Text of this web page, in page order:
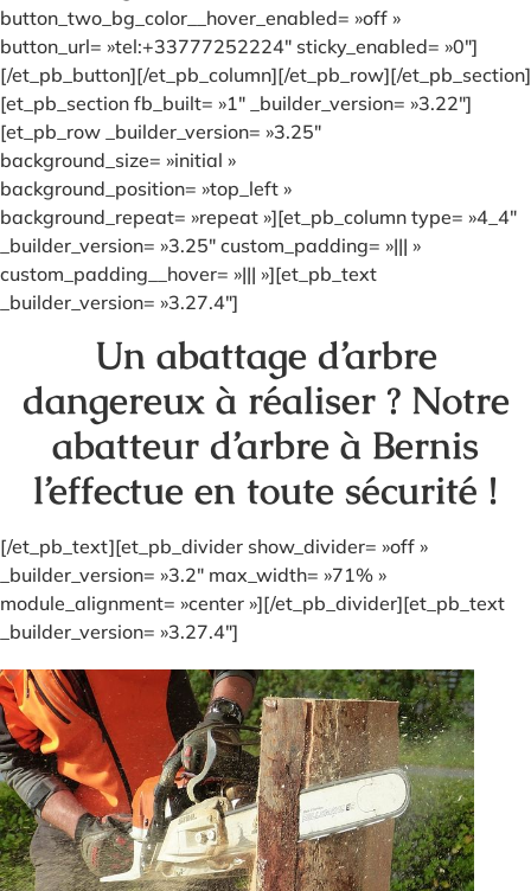
button_two_bg_color__hover_enabled= »off »
button_url= »tel:+33777252224″ sticky_enabled= »0″]
[/et_pb_button][/et_pb_column][/et_pb_row][/et_pb_section]
[et_pb_section fb_built= »1″ _builder_version= »3.22″]
[et_pb_row _builder_version= »3.25″
background_size= »initial »
background_position= »top_left »
background_repeat= »repeat »][et_pb_column type= »4_4″
_builder_version= »3.25″ custom_padding= »||| »
custom_padding__hover= »||| »][et_pb_text
_builder_version= »3.27.4″]
Un abattage d’arbre
dangereux à réaliser ? Notre
abatteur d’arbre à Bernis
l’effectue en toute sécurité !
[/et_pb_text][et_pb_divider show_divider= »off »
_builder_version= »3.2″ max_width= »71% »
module_alignment= »center »][/et_pb_divider][et_pb_text
_builder_version= »3.27.4″]